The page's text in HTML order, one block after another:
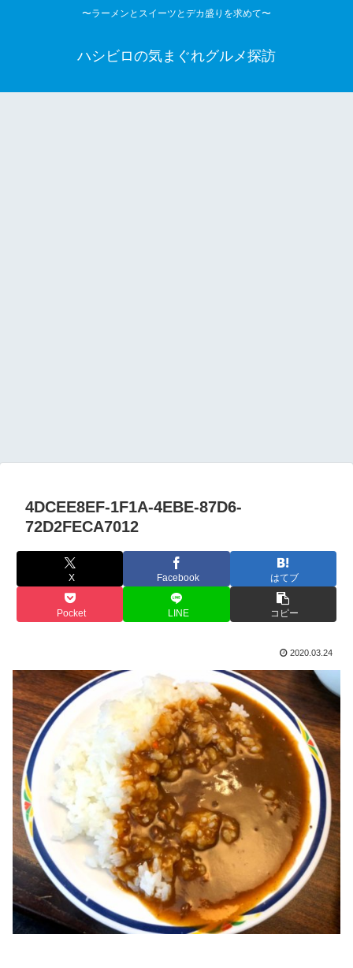
〜ラーメンとスイーツとデカ盛りを求めて〜
ハシビロの気まぐれグルメ探訪
4DCEE8EF-1F1A-4EBE-87D6-
72D2FECA7012
X Facebook はてブ
Pocket LINE コピー
2020.03.24